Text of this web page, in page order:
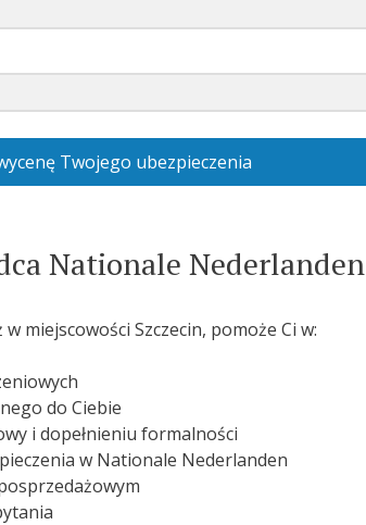
Twojego ubezpieczenia
Nationale Nederlanden
miejscowości Szczecin, pomoże Ci w:
do Ciebie
i dopełnieniu formalności
w Nationale Nederlanden